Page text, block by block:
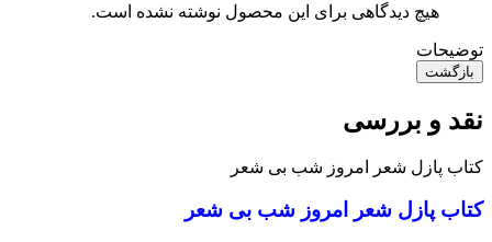
هیچ دیدگاهی برای این محصول نوشته نشده است.
توضیحات
بازگشت
نقد و بررسی
کتاب پازل شعر امروز شب بی شعر
کتاب پازل شعر امروز شب بی شعر